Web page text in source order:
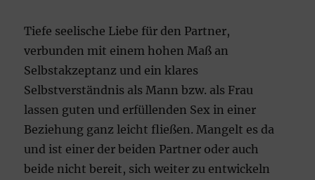
Tiefe seelische Liebe für den Partner,
verbunden mit einem hohen Maß an
Selbstakzeptanz und ein klares
Selbstverständnis als Mann bzw. als Frau
lassen guten und erfüllenden Sex in einer
Beziehung ganz leicht fließen. Mangelt es da
und ist einer der beiden Partner oder auch
beide nicht bereit, sich weiter zu entwickeln